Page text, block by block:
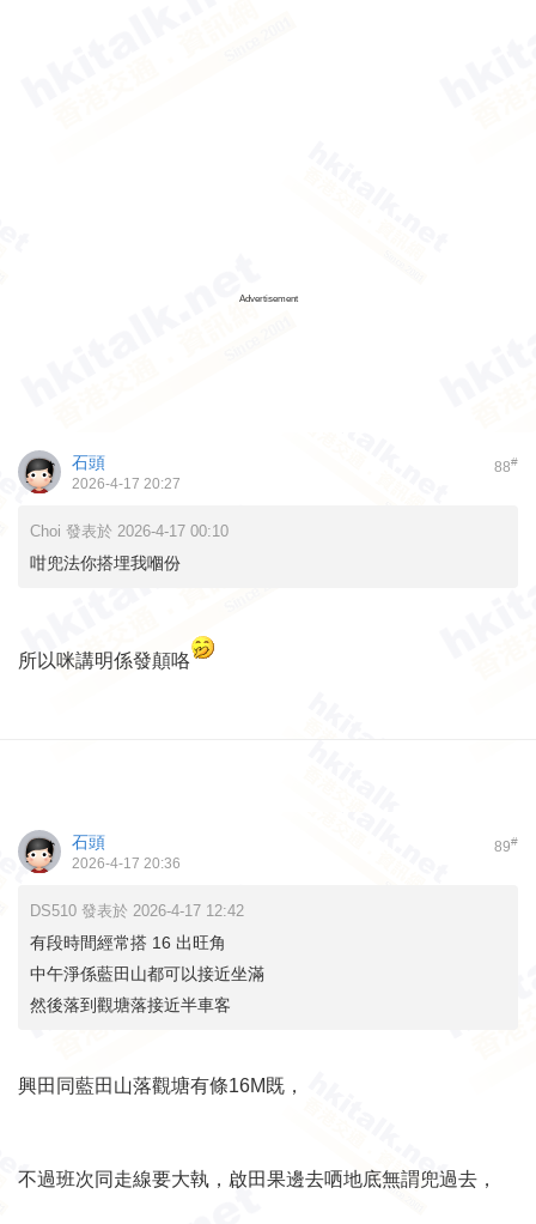
Advertisement
88#
石頭
2026-4-17 20:27
Choi 發表於 2026-4-17 00:10
咁兜法你搭埋我嗰份
所以咪講明係發顛咯
89#
石頭
2026-4-17 20:36
DS510 發表於 2026-4-17 12:42
有段時間經常搭 16 出旺角
中午淨係藍田山都可以接近坐滿
然後落到觀塘落接近半車客
興田同藍田山落觀塘有條16M既，
不過班次同走線要大執，啟田果邊去哂地底無謂兜過去，